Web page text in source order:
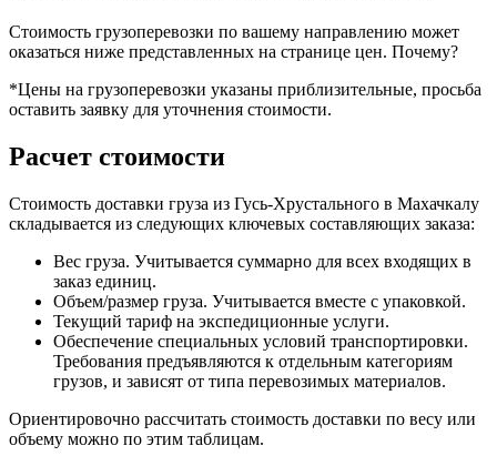
Стоимость грузоперевозки по вашему направлению может
оказаться ниже представленных на странице цен. Почему?
*Цены на грузоперевозки указаны приблизительные, просьба
оставить заявку для уточнения стоимости.
Расчет стоимости
Стоимость доставки груза из Гусь-Хрустального в Махачкалу
складывается из следующих ключевых составляющих заказа:
Вес груза. Учитывается суммарно для всех входящих в
заказ единиц.
Объем/размер груза. Учитывается вместе с упаковкой.
Текущий тариф на экспедиционные услуги.
Обеспечение специальных условий транспортировки.
Требования предъявляются к отдельным категориям
грузов, и зависят от типа перевозимых материалов.
Ориентировочно рассчитать стоимость доставки по весу или
объему можно по этим таблицам.